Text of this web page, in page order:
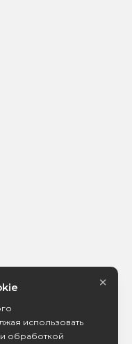
использовать
обработкой
×